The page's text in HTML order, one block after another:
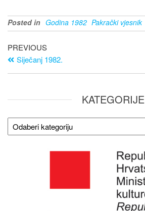
Posted in Godina 1982 Pakrački vjesnik
PREVIOUS
Siječanj 1982.
KATEGORIJE